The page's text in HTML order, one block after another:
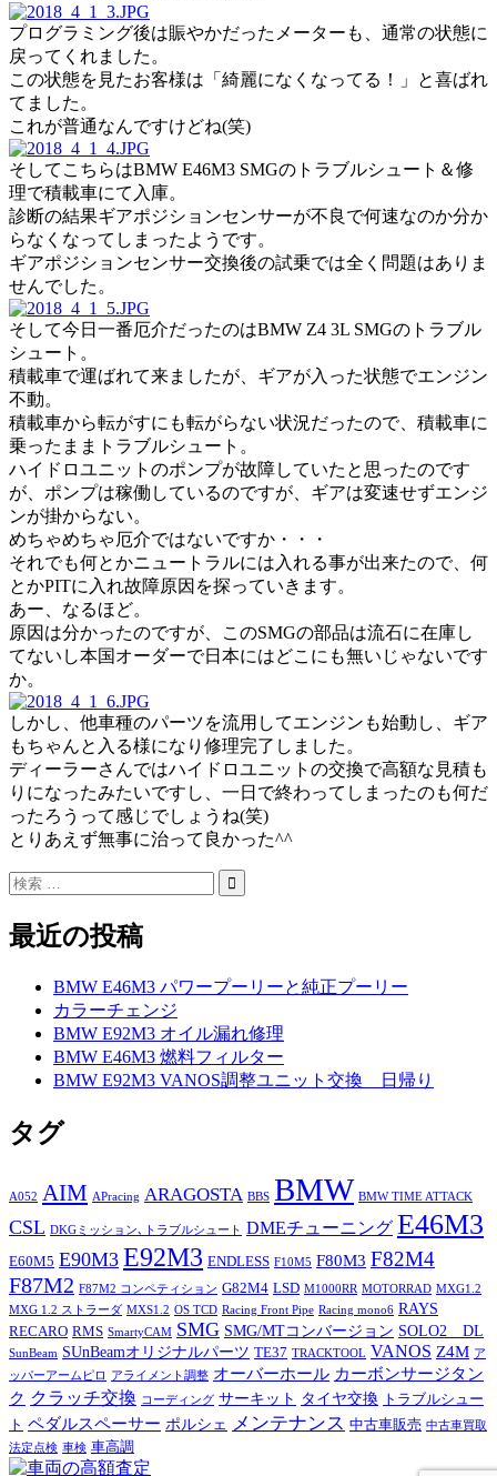
プログラミング後は賑やかだったメーターも、通常の状態に
戻ってくれました。
この状態を見たお客様は「綺麗になくなってる！」と喜ばれ
てました。
これが普通なんですけどね(笑)
そしてこちらはBMW E46M3 SMGのトラブルシュート＆修
理で積載車にて入庫。
診断の結果ギアポジションセンサーが不良で何速なのか分か
らなくなってしまったようです。
ギアポジションセンサー交換後の試乗では全く問題はありま
せんでした。
そして今日一番厄介だったのはBMW Z4 3L SMGのトラブル
シュート。
積載車で運ばれて来ましたが、ギアが入った状態でエンジン
不動。
積載車から転がすにも転がらない状況だったので、積載車に
乗ったままトラブルシュート。
ハイドロユニットのポンプが故障していたと思ったのです
が、ポンプは稼働しているのですが、ギアは変速せずエンジ
ンが掛からない。
めちゃめちゃ厄介ではないですか・・・
それでも何とかニュートラルには入れる事が出来たので、何
とかPITに入れ故障原因を探っていきます。
あー、なるほど。
原因は分かったのですが、このSMGの部品は流石に在庫し
てないし本国オーダーで日本にはどこにも無いじゃないです
か。
しかし、他車種のパーツを流用してエンジンも始動し、ギア
もちゃんと入る様になり修理完了しました。
ディーラーさんではハイドロユニットの交換で高額な見積も
りになったみたいですし、一日で終わってしまったのも何だ
ったろうって感じでしょうね(笑)
とりあえず無事に治って良かった^^
最近の投稿
BMW E46M3 パワープーリーと純正プーリー
カラーチェンジ
BMW E92M3 オイル漏れ修理
BMW E46M3 燃料フィルター
BMW E92M3 VANOS調整ユニット交換 日帰り
タグ
A052 AIM APracing ARAGOSTA BBS BMW BMW TIME ATTACK
CSL DKGミッション､トラブルシュート DMEチューニング E46M3
E60M5 E90M3 E92M3 ENDLESS F10M5 F80M3 F82M4
F87M2 F87M2 コンペティション G82M4 LSD M1000RR MOTORRAD MXG1.2
MXG 1.2 ストラーダ MXS1.2 OS TCD Racing Front Pipe Racing mono6 RAYS
RECARO RMS SmartyCAM SMG SMG/MTコンバージョン SOLO2 DL
SunBeam SUnBeamオリジナルパーツ TE37 TRACKTOOL VANOS Z4M ア
ッパーアームピロ
アライメント調整 オーバーホール カーボンサージタン
ク クラッチ交換 コーディング サーキット タイヤ交換
トラブルシュー
ト ペダルスペーサー ポルシェ メンテナンス 中古車販売 中古車買取
法定点検 車検 車高調